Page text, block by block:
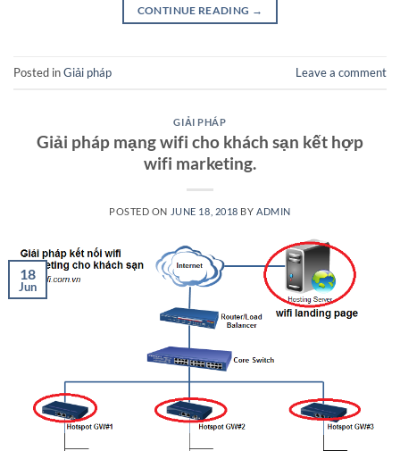
CONTINUE READING →
Posted inGiải pháp Leave a comment
GIẢI PHÁP
Giải pháp mạng wifi cho khách sạn kết hợp
wifi marketing.
POSTED ON JUNE 18, 2018 BYADMIN
18
Jun